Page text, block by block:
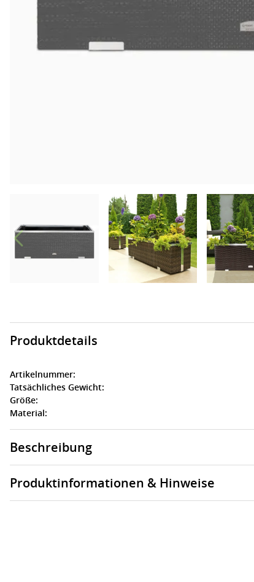
Produktdetails
Artikelnummer:
Tatsächliches Gewicht:
Größe:
Material:
Beschreibung
Produktinformationen & Hinweise